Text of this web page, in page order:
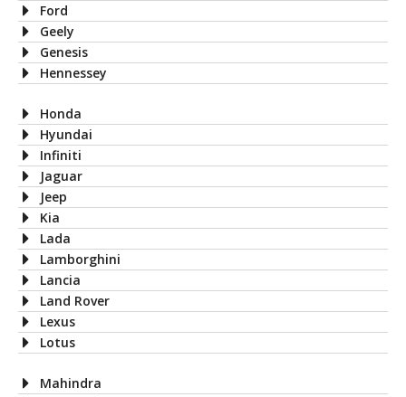
Ford
Geely
Genesis
Hennessey
Honda
Hyundai
Infiniti
Jaguar
Jeep
Kia
Lada
Lamborghini
Lancia
Land Rover
Lexus
Lotus
Mahindra